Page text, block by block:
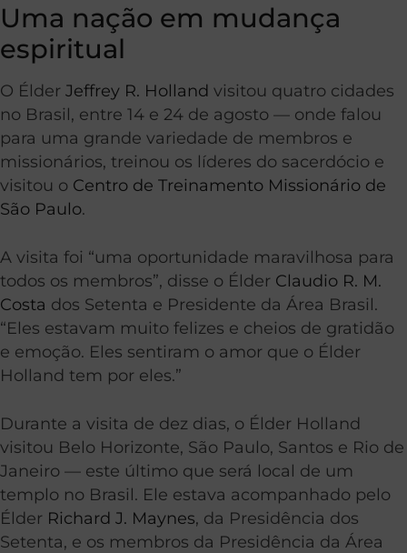
Uma nação em mudança
espiritual
O Élder Jeffrey R. Holland visitou quatro cidades
no Brasil, entre 14 e 24 de agosto — onde falou
para uma grande variedade de membros e
missionários, treinou os líderes do sacerdócio e
visitou o Centro de Treinamento Missionário de
São Paulo.
A visita foi “uma oportunidade maravilhosa para
todos os membros”, disse o Élder Claudio R. M.
Costa dos Setenta e Presidente da Área Brasil.
“Eles estavam muito felizes e cheios de gratidão
e emoção. Eles sentiram o amor que o Élder
Holland tem por eles.”
Durante a visita de dez dias, o Élder Holland
visitou Belo Horizonte, São Paulo, Santos e Rio de
Janeiro — este último que será local de um
templo no Brasil. Ele estava acompanhado pelo
Élder Richard J. Maynes, da Presidência dos
Setenta, e os membros da Presidência da Área